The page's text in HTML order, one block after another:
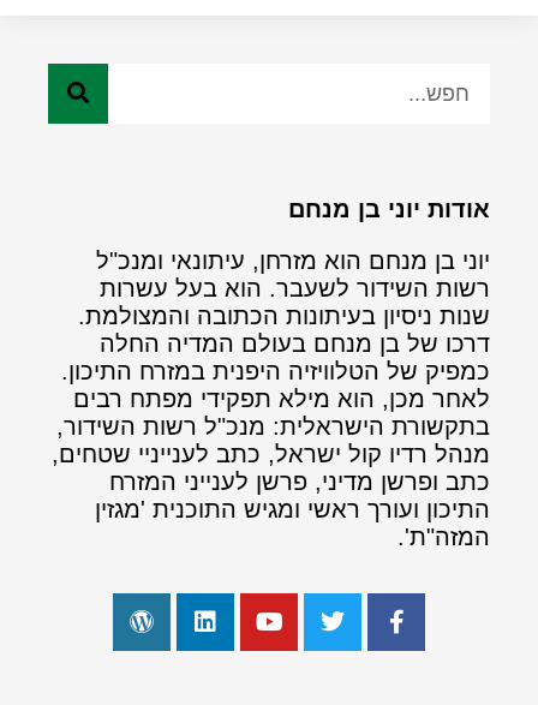
אודות יוני בן מנחם
יוני בן מנחם הוא מזרחן, עיתונאי ומנכ"ל
רשות השידור לשעבר. הוא בעל עשרות
שנות ניסיון בעיתונות הכתובה והמצולמת.
דרכו של בן מנחם בעולם המדיה החלה
כמפיק של הטלוויזיה היפנית במזרח התיכון.
לאחר מכן, הוא מילא תפקידי מפתח רבים
בתקשורת הישראלית: מנכ"ל רשות השידור,
מנהל רדיו קול ישראל, כתב לענייניי שטחים,
כתב ופרשן מדיני, פרשן לענייני המזרח
התיכון ועורך ראשי ומגיש התוכנית 'מגזין
המזה"ת'.